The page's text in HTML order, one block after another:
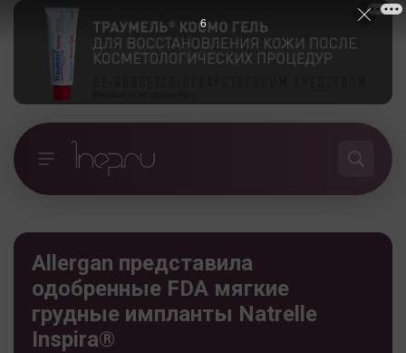
Allergan представила
одобренные FDA мягкие
грудные импланты Natrelle
Inspira®
5